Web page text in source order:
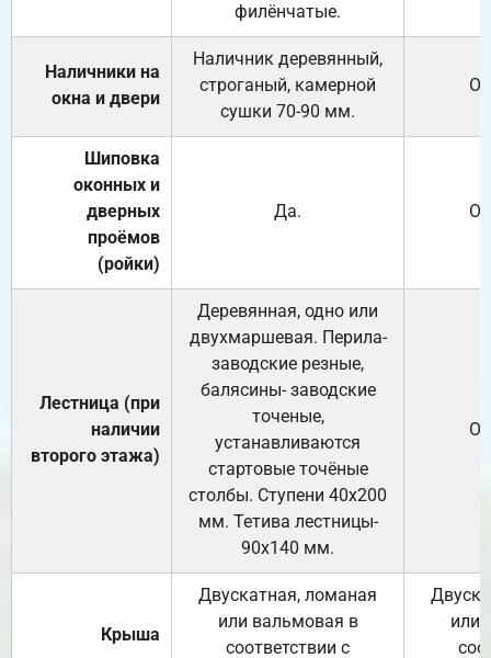
филёнчатые.
Наличники на
окна и двери
Наличник деревянный,
строганый, камерной
сушки 70-90 мм.
Шиповка
оконных и
дверных
проёмов
(ройки)
Да.
Лестница (при
наличии
второго этажа)
Деревянная, одно или
двухмаршевая. Перила-
заводские резные,
балясины- заводские
точеные,
устанавливаются
стартовые точёные
столбы. Ступени 40х200
мм. Тетива лестницы-
90х140 мм.
Крыша
Двускатная, ломаная
или вальмовая в
соответствии с
или